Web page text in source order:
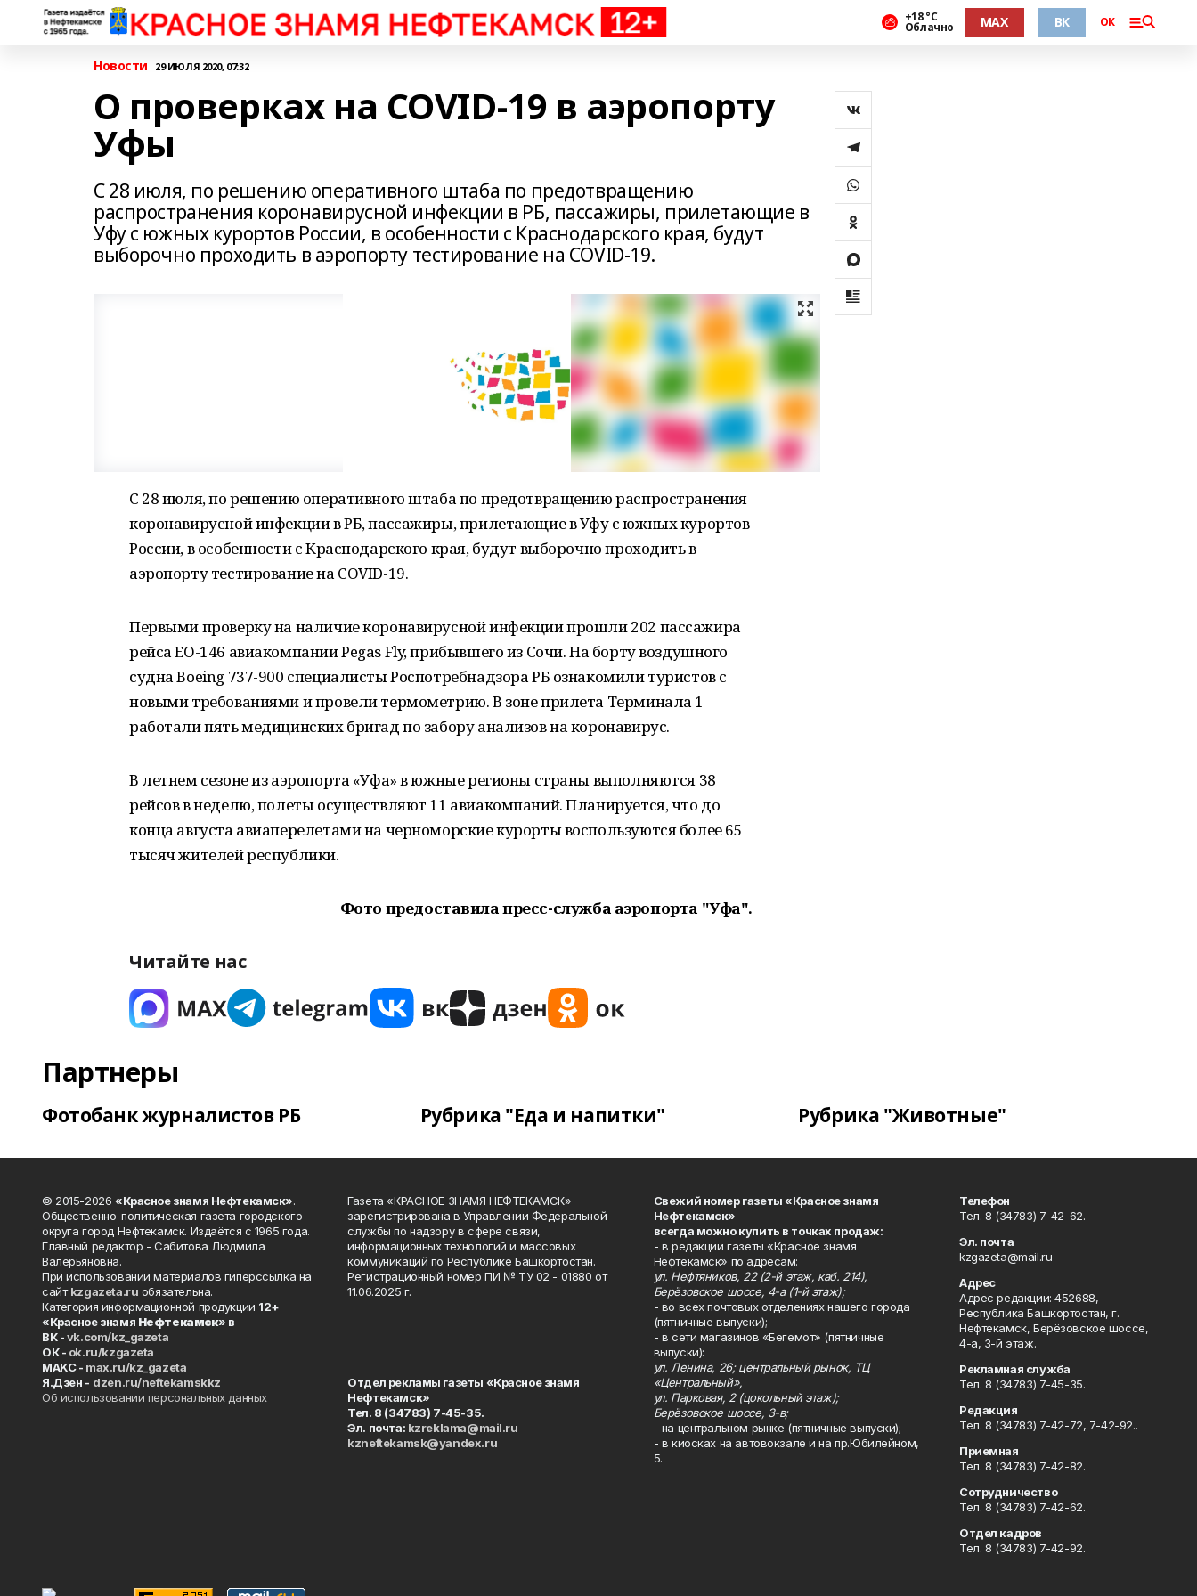
+18 °С
Облачно MAX ВК ОК
Новости 29 ИЮЛЯ 2020, 07:32
О проверках на COVID-19 в аэропорту
Уфы
С 28 июля, по решению оперативного штаба по предотвращению
распространения коронавирусной инфекции в РБ, пассажиры, прилетающие в
Уфу с южных курортов России, в особенности с Краснодарского края, будут
выборочно проходить в аэропорту тестирование на COVID-19.
С 28 июля, по решению оперативного штаба по предотвращению распространения
коронавирусной инфекции в РБ, пассажиры, прилетающие в Уфу с южных курортов
России, в особенности с Краснодарского края, будут выборочно проходить в
аэропорту тестирование на COVID-19.
Первыми проверку на наличие коронавирусной инфекции прошли 202 пассажира
рейса EO-146 авиакомпании Pegas Fly, прибывшего из Сочи. На борту воздушного
судна Boeing 737-900 специалисты Роспотребнадзора РБ ознакомили туристов с
новыми требованиями и провели термометрию. В зоне прилета Терминала 1
работали пять медицинских бригад по забору анализов на коронавирус.
В летнем сезоне из аэропорта «Уфа» в южные регионы страны выполняются 38
рейсов в неделю, полеты осуществляют 11 авиакомпаний. Планируется, что до
конца августа авиаперелетами на черноморские курорты воспользуются более 65
тысяч жителей республики.
Фото предоставила пресс-служба аэропорта "Уфа".
Читайте нас
Партнеры
Фотобанк журналистов РБ Рубрика "Еда и напитки" Рубрика "Животные"
© 2015-2026 «Красное знамя Нефтекамск».
Общественно-политическая газета городского
округа город Нефтекамск. Издаётся с 1965 года.
Главный редактор - Сабитова Людмила
Валерьяновна.
При использовании материалов гиперссылка на
сайтkzgazeta.ru обязательна.
Категория информационной продукции 12+
«Красное знамя Нефтекамск» в
ВК -vk.com/kz_gazeta
ОК - ok.ru/kzgazeta
MAKC - max.ru/kz_gazeta
Я.Дзен - dzen.ru/neftekamskkz
Об использовании персональных данных
Газета «КРАСНОЕ ЗНАМЯ НЕФТЕКАМСК»
зарегистрирована в Управлении Федеральной
службы по надзору в сфере связи,
информационных технологий и массовых
коммуникаций по Республике Башкортостан.
Регистрационный номер ПИ № ТУ 02 - 01880 от
11.06.2025 г.
Отдел рекламы газеты «Красное знамя
Нефтекамск»
Тел. 8 (34783) 7-45-35.
Эл. почта: kzreklama@mail.ru
kzneftekamsk@yandex.ru
Свежий номер газеты «Красное знамя
Нефтекамск»
всегда можно купить в точках продаж:
- в редакции газеты «Красное знамя
Нефтекамск» по адресам:
ул. Нефтяников, 22 (2-й этаж, каб. 214),
Берёзовское шоссе, 4-а (1-й этаж);
- во всех почтовых отделениях нашего города
(пятничные выпуски);
- в сети магазинов «Бегемот» (пятничные
выпуски):
ул. Ленина, 26; центральный рынок, ТЦ
«Центральный»,
ул. Парковая, 2 (цокольный этаж);
Берёзовское шоссе, 3-в;
- на центральном рынке (пятничные выпуски);
- в киосках на автовокзале и на пр.Юбилейном,
5.
Телефон
Тел. 8 (34783) 7-42-62.
Эл. почта
kzgazeta@mail.ru
Адрес
Адрес редакции: 452688,
Республика Башкортостан, г.
Нефтекамск, Берёзовское шоссе,
4-а, 3-й этаж.
Рекламная служба
Тел. 8 (34783) 7-45-35.
Редакция
Тел. 8 (34783) 7-42-72, 7-42-92..
Приемная
Тел. 8 (34783) 7-42-82.
Сотрудничество
Тел. 8 (34783) 7-42-62.
Отдел кадров
Тел. 8 (34783) 7-42-92.